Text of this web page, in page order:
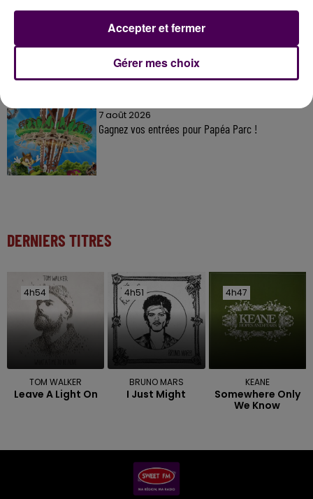
Inscrivez-vous au casting The Voice & The Voice
Kids !
7 août 2026
Gagnez vos entrées pour Papéa Parc !
DERNIERS TITRES
4h54
4h54
TOM WALKER
Leave A Light On
4h51
4h51
BRUNO MARS
I Just Might
4h47
4h47
KEANE
Somewhere Only
We Know
Gérer mes choix
Accepter et fermer